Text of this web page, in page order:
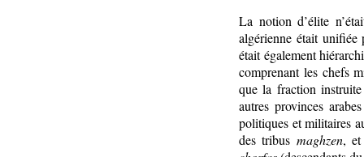
La notion d’élite
algérienne était
était également
comprenant les chefs
que la fraction
autres provinces
politiques et militaires
des tribus maghzen, et